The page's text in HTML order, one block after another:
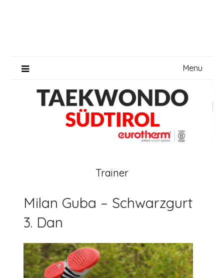
Menu
Trainer
Milan Guba – Schwarzgurt
3. Dan